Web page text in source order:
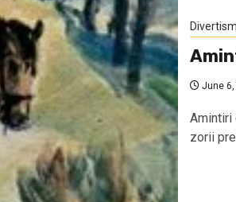
June 6,
Amintiri
zorii